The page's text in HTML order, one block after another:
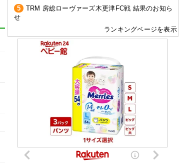
5
TRM 房総ローヴァーズ木更津FC戦 結果のお知ら
せ
ランキングページを表示